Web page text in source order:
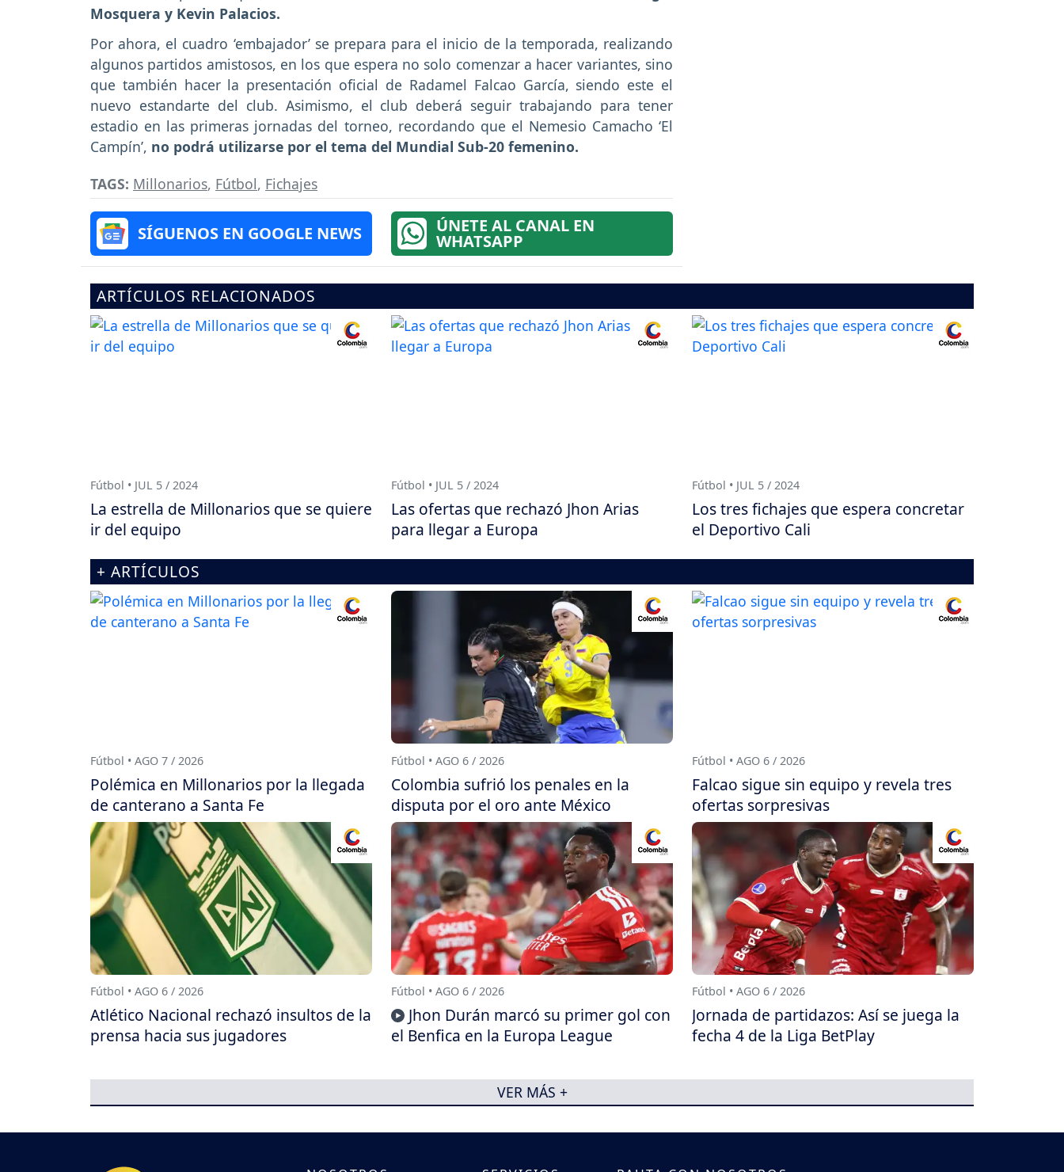
Mosquera y Kevin Palacios.
Por ahora, el cuadro ‘embajador’ se prepara para el inicio de la temporada, realizando
algunos partidos amistosos, en los que espera no solo comenzar a hacer variantes, sino
que también hacer la presentación oficial de Radamel Falcao García, siendo este el
nuevo estandarte del club. Asimismo, el club deberá seguir trabajando para tener
estadio en las primeras jornadas del torneo, recordando que el Nemesio Camacho ‘El
Campín’, no podrá utilizarse por el tema del Mundial Sub-20 femenino.
TAGS: Millonarios, Fútbol, Fichajes
SÍGUENOS EN GOOGLE NEWS ÚNETE AL CANAL EN
WHATSAPP
ARTÍCULOS RELACIONADOS
Fútbol • JUL 5 / 2024
La estrella de Millonarios que se quiere
ir del equipo
Fútbol • JUL 5 / 2024
Las ofertas que rechazó Jhon Arias
para llegar a Europa
Fútbol • JUL 5 / 2024
Los tres fichajes que espera concretar
el Deportivo Cali
+ ARTÍCULOS
Fútbol • AGO 7 / 2026
Polémica en Millonarios por la llegada
de canterano a Santa Fe
Fútbol • AGO 6 / 2026
Colombia sufrió los penales en la
disputa por el oro ante México
Fútbol • AGO 6 / 2026
Falcao sigue sin equipo y revela tres
ofertas sorpresivas
Fútbol • AGO 6 / 2026
Atlético Nacional rechazó insultos de la
prensa hacia sus jugadores
Fútbol • AGO 6 / 2026
Jhon Durán marcó su primer gol con
el Benfica en la Europa League
Fútbol • AGO 6 / 2026
Jornada de partidazos: Así se juega la
fecha 4 de la Liga BetPlay
VER MÁS +